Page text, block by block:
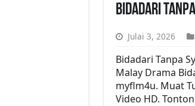
Bidadari
Julai 3, 2026
Bidadari Tanpa
Malay Drama
myflm4u. Muat
Video HD.